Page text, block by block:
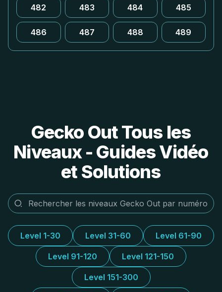
482 483 484 485
486 487 488 489
Gecko Out Tous les
Niveaux - Guides Vidéo
et Solutions
Level 1-30 Level 31-60 Level 61-90
Level 91-120 Level 121-150
Level 151-300